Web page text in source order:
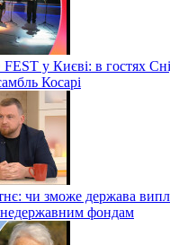
у Києві: в гостях
Косарі
чи зможе держава
фондам